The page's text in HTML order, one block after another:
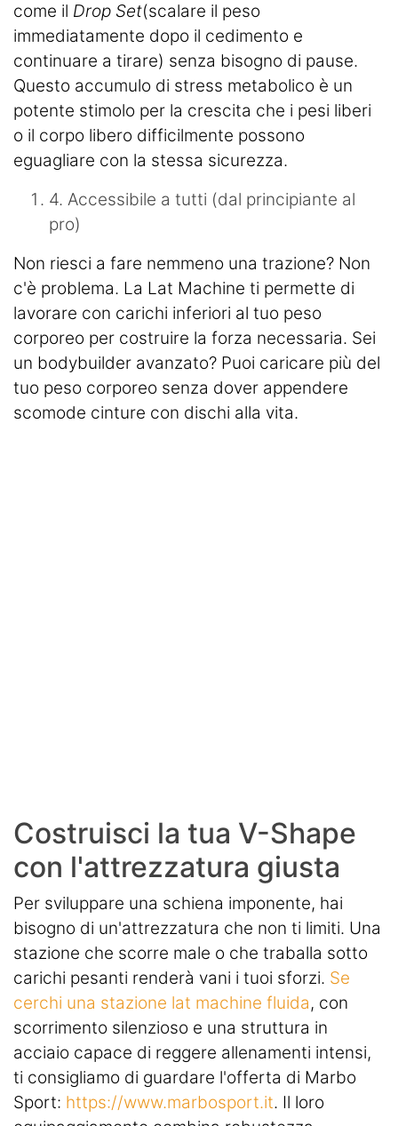
come il Drop Set(scalare il peso
immediatamente dopo il cedimento e
continuare a tirare) senza bisogno di pause.
Questo accumulo di stress metabolico è un
potente stimolo per la crescita che i pesi liberi
o il corpo libero difficilmente possono
eguagliare con la stessa sicurezza.
4. Accessibile a tutti (dal principiante al
pro)
Non riesci a fare nemmeno una trazione? Non
c'è problema. La Lat Machine ti permette di
lavorare con carichi inferiori al tuo peso
corporeo per costruire la forza necessaria. Sei
un bodybuilder avanzato? Puoi caricare più del
tuo peso corporeo senza dover appendere
scomode cinture con dischi alla vita.
Costruisci la tua V-Shape
con l'attrezzatura giusta
Per sviluppare una schiena imponente, hai
bisogno di un'attrezzatura che non ti limiti. Una
stazione che scorre male o che traballa sotto
carichi pesanti renderà vani i tuoi sforzi. Se
cerchi una stazione lat machine fluida, con
scorrimento silenzioso e una struttura in
acciaio capace di reggere allenamenti intensi,
ti consigliamo di guardare l'offerta di Marbo
Sport: https://www.marbosport.it. Il loro